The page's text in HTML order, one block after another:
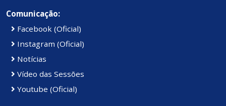
Comunicação:
Facebook (Oficial)
Instagram (Oficial)
Notícias
Vídeo das Sessões
Youtube (Oficial)